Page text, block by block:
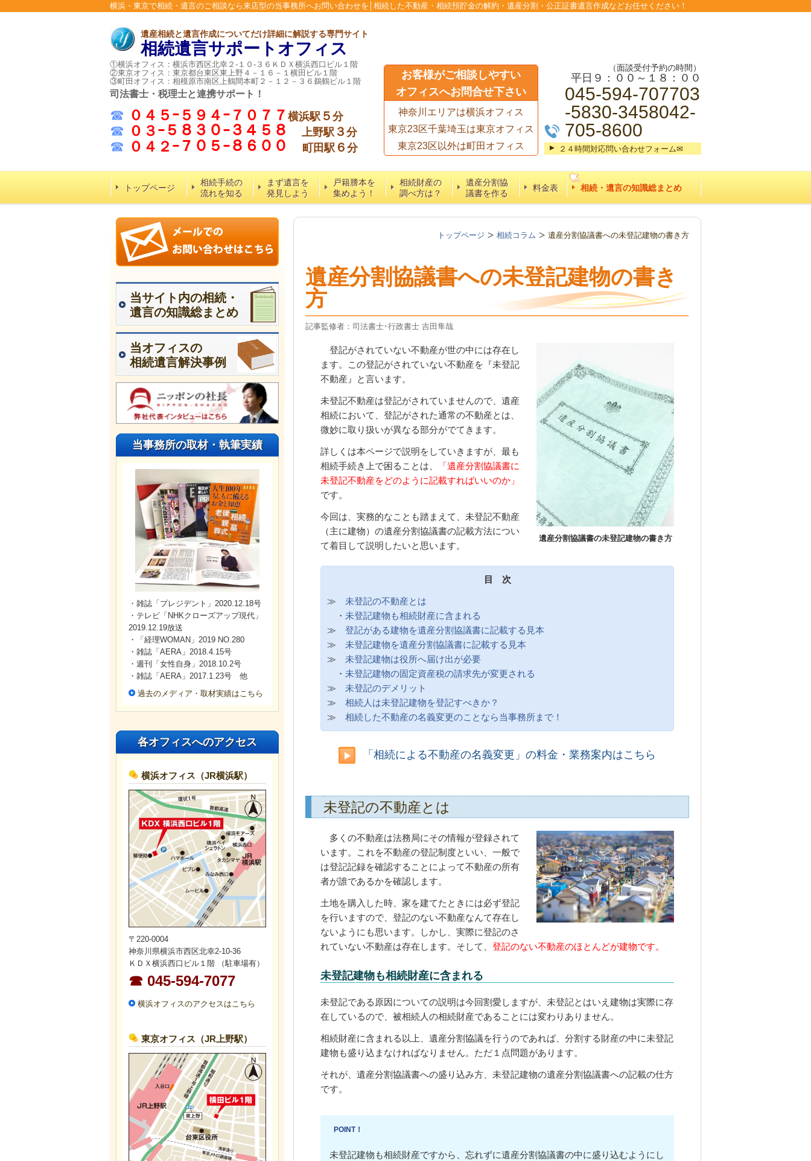
横浜・東京で相続・遺言のご相談なら来店型の当事務所へお問い合わせを│相続した不動産・相続預貯金の解約・遺産分割・公正証書遺言作成などお任せください！
遺産相続と遺言作成についてだけ詳細に解説する専門サイト
相続遺言サポートオフィス
①横浜オフィス：横浜市西区北幸２-１０-３６ＫＤＸ横浜西口ビル１階
②東京オフィス：東京都台東区東上野４－１６－１横田ビル１階
③町田オフィス：相模原市南区上鶴間本町２－１２－３６鵜鶴ビル１階
司法書士・税理士と連携サポート！
☎ ０４５ｰ５９４ｰ７０７７ 横浜駅 ５ 分
☎ ０３ｰ５８３０ｰ３４５８ 上野駅 ３ 分
☎ ０４２ｰ７０５ｰ８６００ 町田駅 ６ 分
お客様がご相談しやすい
オフィスへお問合せ下さい
神奈川エリアは横浜オフィス
東京23区千葉埼玉は東京オフィス
東京23区以外は町田オフィス
（面談受付予約の時間）
平日９：００～１８：００
045-594-707703
-5830-3458042-
705-8600
２４時間対応問い合わせフォーム✉
トップページ
相続手続の
流れを知る
まず遺言を
発見しよう
戸籍謄本を
集めよう！
相続財産の
調べ方は？
遺産分割協
議書を作る
料金表 相続・遺言の知識総まとめ
トップページ 相続コラム 遺産分割協議書への未登記建物の書き方
遺産分割協議書への未登記建物の書き
方
記事監修者：司法書士･行政書士 吉田隼哉
遺産分割協議書の未登記建物の書き方
登記がされていない不動産が世の中には存在し
ます。この登記がされていない不動産を『未登記
不動産』と言います。
未登記不動産は登記がされていませんので、遺産
相続において、登記がされた通常の不動産とは、
微妙に取り扱いが異なる部分がでてきます。
詳しくは本ページで説明をしていきますが、最も
相続手続き上で困ることは、
「遺産分割協議書に
未登記不動産をどのように記載すればいいのか」
です。
今回は、実務的なことも踏まえて、未登記不動産
（主に建物）の遺産分割協議書の記載方法につい
て着目して説明したいと思います。
目 次
≫ 未登記の不動産とは
・ 未登記建物も相続財産に含まれる
≫ 登記がある建物を遺産分割協議書に記載する見本
≫ 未登記建物を遺産分割協議書に記載する見本
≫ 未登記建物は役所へ届け出が必要
・ 未登記建物の固定資産税の請求先が変更される
≫ 未登記のデメリット
≫ 相続人は未登記建物を登記すべきか？
≫ 相続した不動産の名義変更のことなら当事務所まで！
「相続による不動産の名義変更」の料金・業務案内はこちら
未登記の不動産とは
多くの不動産は法務局にその情報が登録されて
います。これを不動産の登記制度といい、一般で
は登記記録を確認することによって不動産の所有
者が誰であるかを確認します。
土地を購入した時、家を建てたときには必ず登記
を行いますので、登記のない不動産なんて存在し
ないようにも思います。しかし、実際に登記のさ
れていない不動産は存在します。そして、 登記のない不動産のほとんどが建物です。
未登記建物も相続財産に含まれる
未登記である原因についての説明は今回割愛しますが、未登記とはいえ建物は実際に存
在しているので、被相続人の相続財産であることには変わりありません。
相続財産に含まれる以上、遺産分割協議を行うのであれば、分割する財産の中に未登記
建物も盛り込まなければなりません。ただ１点問題があります。
それが、遺産分割協議書への盛り込み方、未登記建物の遺産分割協議書への記載の仕方
です。
POINT！
未登記建物も相続財産ですから、忘れずに遺産分割協議書の中に盛り込むようにし
当サイト内の相続・
遺言の知識総まとめ
当オフィスの
相続遺言解決事例
当事務所の取材・執筆実績
・雑誌「プレジデント」2020.12.18号
・テレビ「NHKクローズアップ現代」
2019.12.19放送
・「経理WOMAN」2019 NO.280
・雑誌「AERA」2018.4.15号
・週刊「女性自身」2018.10.2号
・雑誌「AERA」2017.1.23号 他
過去のメディア・取材実績はこちら
各オフィスへのアクセス
横浜オフィス（JR横浜駅）
〒220-0004
神奈川県横浜市西区北幸2-10-36
ＫＤＸ横浜西口ビル１階 （駐車場有）
☎ 045-594-7077
横浜オフィスのアクセスはこちら
東京オフィス（JR上野駅）